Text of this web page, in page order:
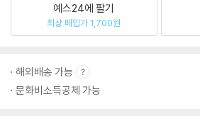
예스24에 팔기
최상 매입가 1,700원
해외배송 가능
문화비소득공제 가능